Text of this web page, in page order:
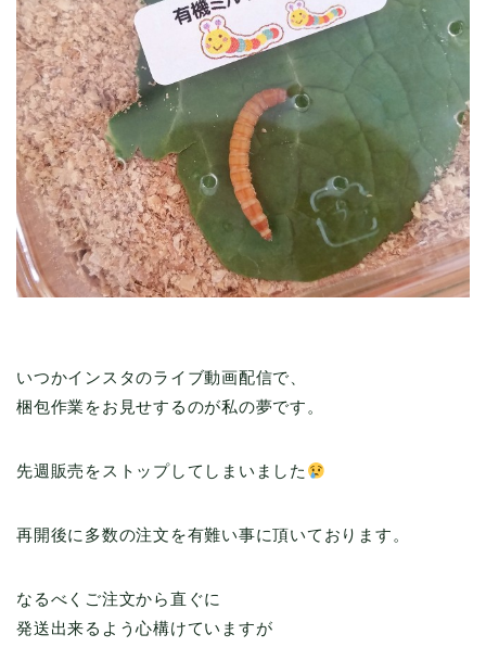
いつかインスタのライブ動画配信で、
梱包作業をお見せするのが私の夢です。
先週販売をストップしてしまいました
再開後に多数の注文を有難い事に頂いております。
なるべくご注文から直ぐに
発送出来るよう心構けていますが